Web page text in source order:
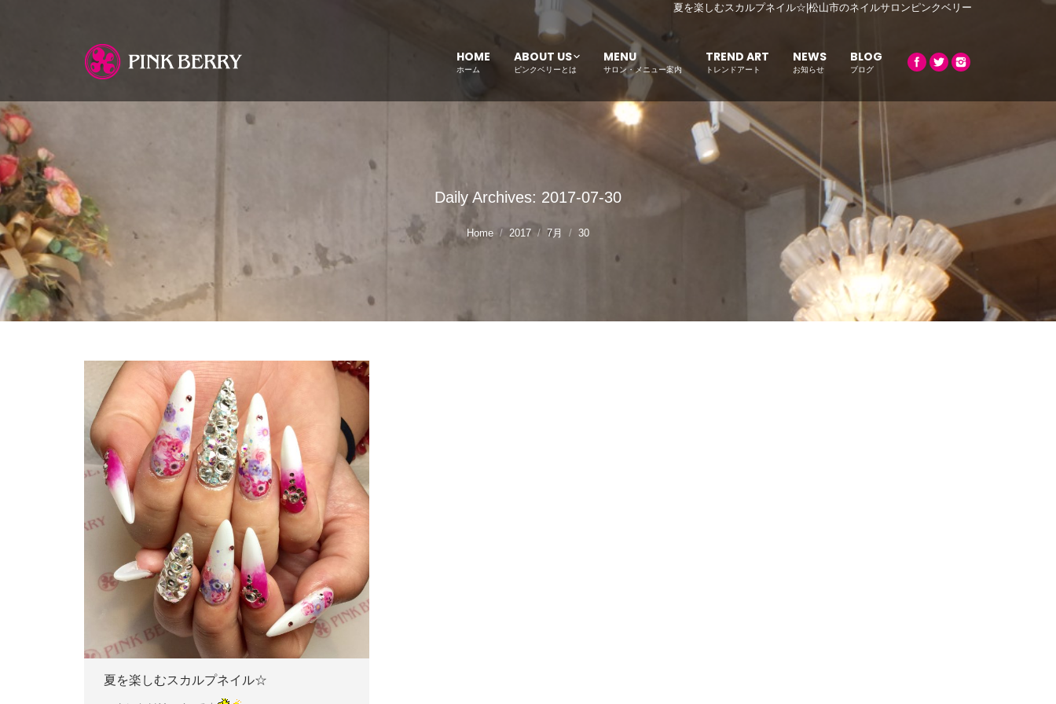
夏を楽しむスカルプネイル☆|松山市のネイルサロンピンクベリー
HOME
ホーム
ABOUT US
ピンクベリーとは
MENU
サロン・メニュー案内
TREND ART
トレンドアート
NEWS
お知らせ
BLOG
ブログ
Daily Archives: 2017-07-30
You are here: Home 2017 7月 30
夏を楽しむスカルプネイル☆